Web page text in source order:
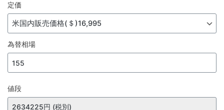
定価
為替相場
値段